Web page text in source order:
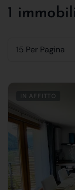
1
15 Per Pagina
IN AFFITTO